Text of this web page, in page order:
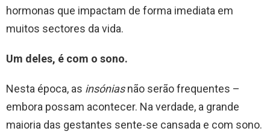
hormonas que impactam de forma imediata em
muitos sectores da vida.
Um deles, é com o sono.
Nesta época, as insóniasnão serão frequentes –
embora possam acontecer. Na verdade, a grande
maioria das gestantes sente-se cansada e com sono.